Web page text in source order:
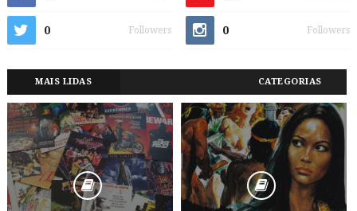
0 Followers 0 Followers
MAIS LIDAS CATEGORIAS